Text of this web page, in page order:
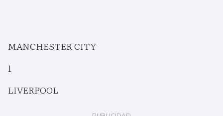
MANCHESTER CITY
1
LIVERPOOL